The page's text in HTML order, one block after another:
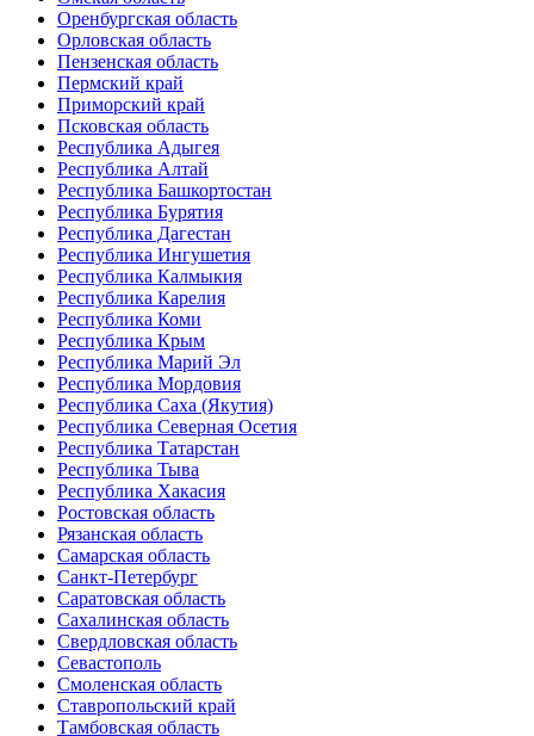
Оренбургская область
Орловская область
Пензенская область
Пермский край
Приморский край
Псковская область
Республика Адыгея
Республика Алтай
Республика Башкортостан
Республика Бурятия
Республика Дагестан
Республика Ингушетия
Республика Калмыкия
Республика Карелия
Республика Коми
Республика Крым
Республика Марий Эл
Республика Мордовия
Республика Саха (Якутия)
Республика Северная Осетия
Республика Татарстан
Республика Тыва
Республика Хакасия
Ростовская область
Рязанская область
Самарская область
Санкт-Петербург
Саратовская область
Сахалинская область
Свердловская область
Севастополь
Смоленская область
Ставропольский край
Тамбовская область